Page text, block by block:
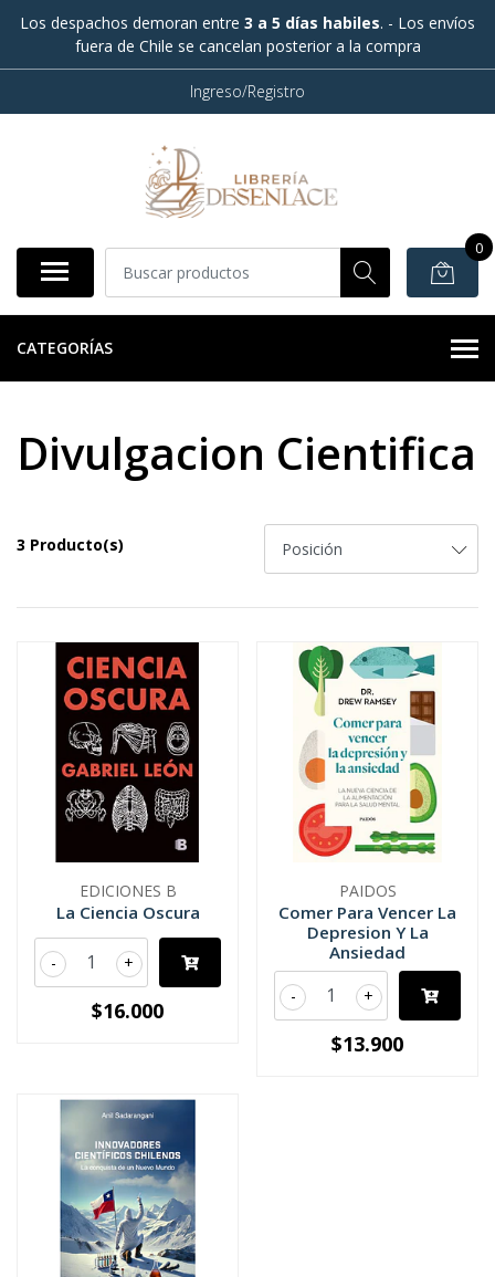
Los despachos demoran entre 3 a 5 días habiles. - Los envíos
fuera de Chile se cancelan posterior a la compra
Ingreso/Registro
0
CATEGORÍAS
Divulgacion Cientifica
3 Producto(s)
EDICIONES B
La Ciencia Oscura
+
-
$16.000
PAIDOS
Comer Para Vencer La
Depresion Y La
Ansiedad
+
-
$13.900